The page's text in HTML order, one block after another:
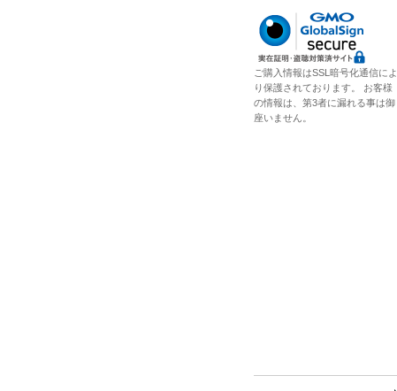
ご購入情報はSSL暗号化通信によ
り保護されております。 お客様
の情報は、第3者に漏れる事は御
座いません。